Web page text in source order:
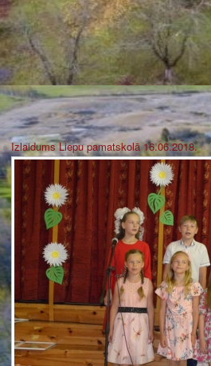
»Izlaidums Liepu pamatskolā 16.06.2018.»